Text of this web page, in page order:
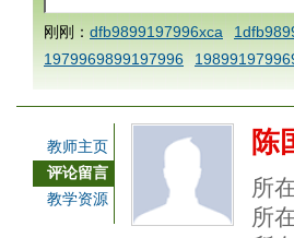
刚刚： dfb9899197996xca
1979969899197996
AAABBBCCCdefine
a
1dfbmath key98991
ca
1dfbsetx9899197996xxca
3
b 9899197996 xca
教师主页
评论留言
教学资源
陈
所
所